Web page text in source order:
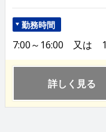
勤務時間
7:00～16:00 又は
詳しく見る